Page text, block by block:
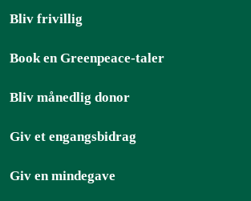
Bliv frivillig
Book en Greenpeace-taler
Bliv månedlig donor
Giv et engangsbidrag
Giv en mindegave